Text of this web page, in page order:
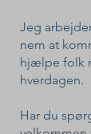
Jeg
nem at
hjælpe folk
hverdagen.
Har du